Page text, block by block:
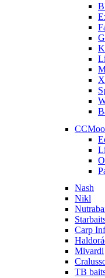
Nash
Nikl
Carp
Mivardi
TB